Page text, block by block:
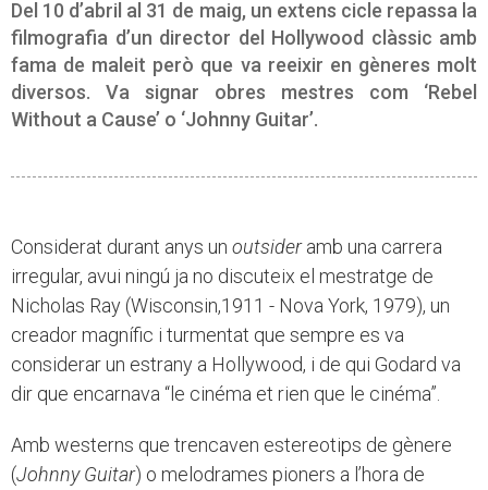
Del 10 d’abril al 31 de maig, un extens cicle repassa la
filmografia d’un director del Hollywood clàssic amb
fama de maleit però que va reeixir en gèneres molt
diversos. Va signar obres mestres com ‘Rebel
Without a Cause’ o ‘Johnny Guitar’.
Considerat durant anys un outsideramb una carrera
irregular, avui ningú ja no discuteix el mestratge de
Nicholas Ray (Wisconsin,1911 - Nova York, 1979), un
creador magnífic i turmentat que sempre es va
considerar un estrany a Hollywood, i de qui Godard va
dir que encarnava “le cinéma et rien que le cinéma”.
Amb westerns que trencaven estereotips de gènere
(Johnny Guitar) o melodrames pioners a l’hora de